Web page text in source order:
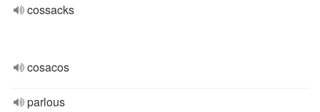
cossacks
cosacos
parlous